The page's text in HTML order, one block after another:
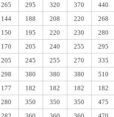
265 295 320 370 440
144 188 208 220 268
150 195 220 230 280
170 205 240 255 295
205 245 255 270 335
298 380 380 380 510
177 182 182 182 182
280 350 350 350 475